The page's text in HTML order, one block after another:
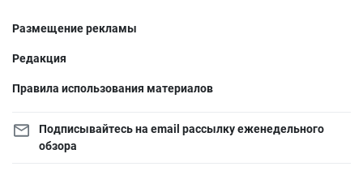
Размещение рекламы
Редакция
Правила использования материалов
Подписывайтесь на email рассылку еженедельного
обзора